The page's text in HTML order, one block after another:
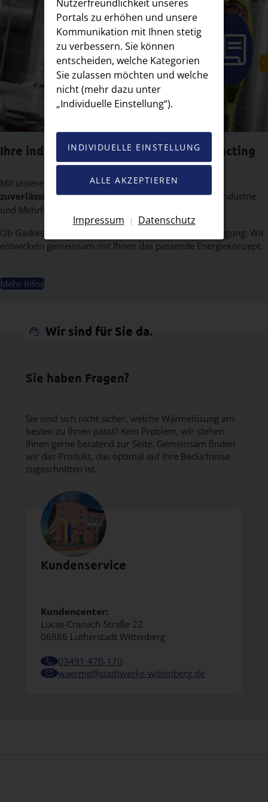
Icon
Ihre individuelle Lösung: Wärme-Contracting
Mit unserem Wärme-Contracting bieten wir Ihnen eine
zuverlässige Nahwärmelösung, ideal für Gewerbe, Industrie
und Mehrfamilienhäuser.
Ob Gaskessel oder Blockheizkraftwerk mit Stromerzeugung: Wir
entwickeln gemeinsam mit Ihnen das passende Energiekonzept.
Mehr Infos
Wir sind für Sie da.
Sie haben Fragen?
Sie sind sich nicht sicher, welche Wärmelösung am
besten zu Ihnen passt? Kein Problem, wir stehen
Ihnen gerne beratend zur Seite. Gemeinsam finden
wir das Produkt, das optimal auf Ihre Bedürfnisse
zugeschnitten ist.
Kundenservice
Kundencenter:
Lucas-Cranach-Straße 22
06886 Lutherstadt Wittenberg
03491 470-170
waerme@stadtwerke-wittenberg.de
Nutzerfreundlichkeit unseres
Portals zu erhöhen und unsere
Kommunikation mit Ihnen stetig
zu verbessern. Sie können
entscheiden, welche Kategorien
Sie zulassen möchten und welche
nicht (mehr dazu unter
„Individuelle Einstellung“).
INDIVIDUELLE EINSTELLUNG
ALLE AKZEPTIEREN
Impressum | Datenschutz